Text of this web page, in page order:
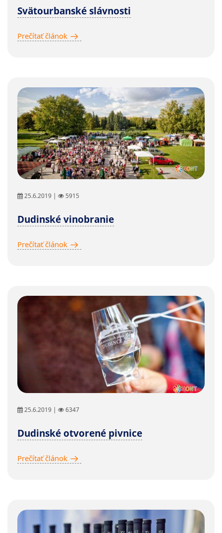
Svätourbanské slávnosti
Prečítať článok
25.6.2019 | 5915
Dudinské vinobranie
Prečítať článok
25.6.2019 | 6347
Dudinské otvorené pivnice
Prečítať článok